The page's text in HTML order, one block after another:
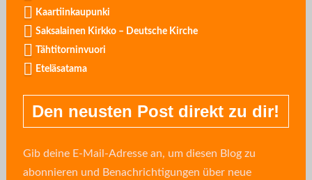
Kaartiinkaupunki
Saksalainen Kirkko – Deutsche Kirche
Tähtitorninvuori
Eteläsatama
Den neusten Post direkt zu dir!
Gib deine E-Mail-Adresse an, um diesen Blog zu
abonnieren und Benachrichtigungen über neue